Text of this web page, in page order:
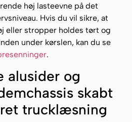
høj lasteevne på det
Hvis du vil sikre, at
eller stropper holdes tørt og
under kørslen, kan du se
.
alusider og
skabt
trucklæsning